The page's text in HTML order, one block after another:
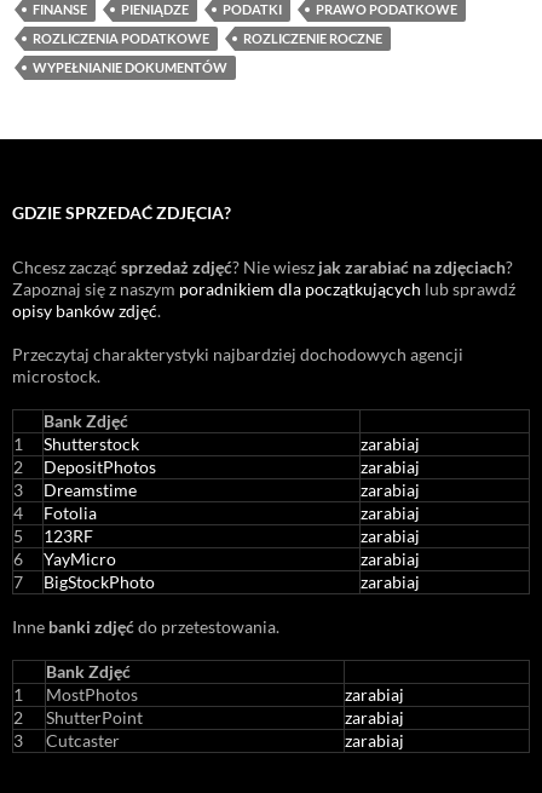
FINANSE PIENIĄDZE PODATKI
PRAWO PODATKOWE
ROZLICZENIA PODATKOWE
ROZLICZENIE ROCZNE
WYPEŁNIANIE DOKUMENTÓW
GDZIE SPRZEDAĆ ZDJĘCIA?
Chcesz zacząć sprzedaż zdjęć? Nie wiesz jak zarabiać na zdjęciach?
Zapoznaj się z naszym poradnikiem dla początkujących lub sprawdź
opisy banków zdjęć.
Przeczytaj charakterystyki najbardziej dochodowych agencji
microstock.
Bank Zdjęć
1
Shutterstock
zarabiaj
2
DepositPhotos
zarabiaj
3
Dreamstime
zarabiaj
4
Fotolia
zarabiaj
5
123RF
zarabiaj
6
YayMicro
zarabiaj
7
BigStockPhoto zarabiaj
Inne banki zdjęćdo przetestowania.
Bank Zdjęć
1
MostPhotos
zarabiaj
2
ShutterPoint
zarabiaj
3
Cutcaster zarabiaj